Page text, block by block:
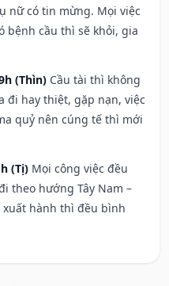
nữ có tin mừng. Mọi việc
bệnh cầu thì sẽ khỏi, gia
(Thìn) Cầu tài thì không
đi hay thiệt, gặp nạn, việc
quỷ nên cúng tế thì mới
(Tị) Mọi công việc đều
theo hướng Tây Nam –
hành thì đều bình